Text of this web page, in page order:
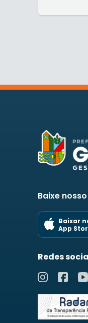
Baixe
Baixar
App
Redes